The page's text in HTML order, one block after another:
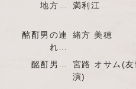
地方… 満利江
酩酊男の連
れ…
緒方 美穂
酩酊男…
宮路 オサム(
演)